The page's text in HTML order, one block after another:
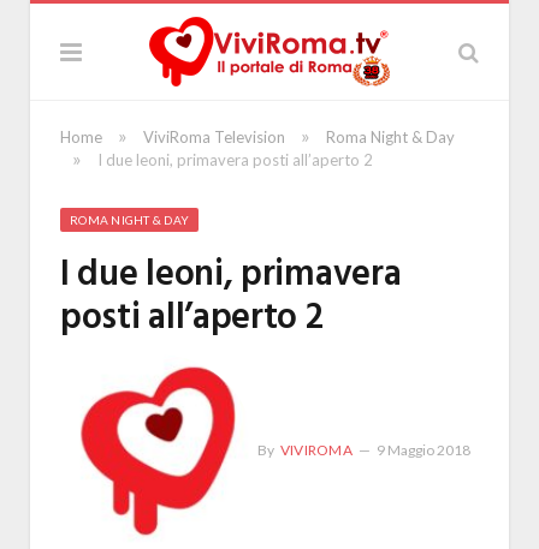
Home » ViviRoma Television » Roma Night & Day
» I due leoni, primavera posti all’aperto 2
ROMA NIGHT & DAY
I due leoni, primavera
posti all’aperto 2
By VIVIROMA 9 Maggio 2018